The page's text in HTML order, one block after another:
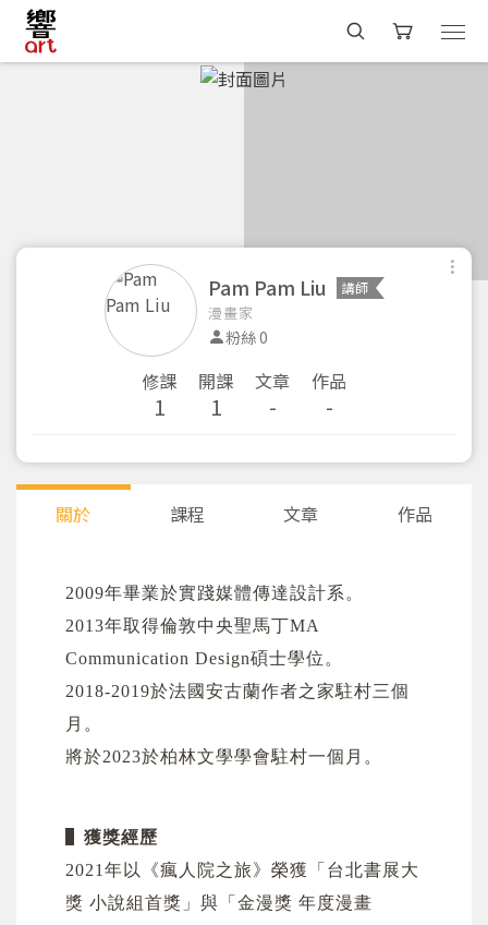
Pam Pam Liu 講師
漫畫家
粉絲 0
修課
1
開課
1
文章
-
作品
-
關於 課程 文章 作品
2009年畢業於實踐媒體傳達設計系。
2013年取得倫敦中央聖馬丁MA
Communication Design碩士學位。
2018-2019於法國安古蘭作者之家駐村三個
月。
將於2023於柏林文學學會駐村一個月。
▌ 獲獎經歷
2021年以《瘋人院之旅》榮獲「台北書展大
獎 小說組首獎」與「金漫獎 年度漫畫